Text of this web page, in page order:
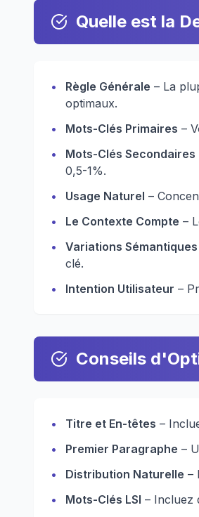
Quelle est la
• Règle Générale – La
optimaux.
•
Mots-Clés Primaires –
•
Mots-Clés Secondaires
0,5-1%.
•
Usage Naturel –
•
Le Contexte Compte –
•
Variations Sémantiques
clé.
•
Intention Utilisateur –
Conseils
• Titre et En-têtes –
•
Premier Paragraphe –
•
Distribution Naturelle –
•
Mots-Clés LSI – Incluez